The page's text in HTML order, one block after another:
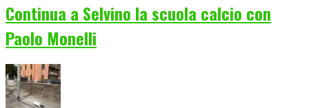
Continua a Selvino la scuola calcio con
Paolo Monelli